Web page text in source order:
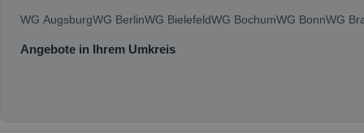
WG AugsburgWG BerlinWG BielefeldWG BochumWG BonnWG
Angebote in Ihrem Umkreis